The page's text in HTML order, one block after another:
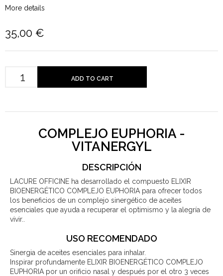
More details
35,00 €
ADD TO CART
COMPLEJO EUPHORIA -
VITANERGYL
DESCRIPCIÓN
LACURE OFFICINE ha desarrollado el compuesto ELIXIR
BIOENERGÉTICO COMPLEJO EUPHORIA para ofrecer todos
los beneficios de un complejo sinergético de aceites
esenciales que ayuda a recuperar el optimismo y la alegría de
vivir.
USO RECOMENDADO
Sinergia de aceites esenciales para inhalar.
Inspirar profundamente ELIXIR BIOENERGÉTICO COMPLEJO
EUPHORIA por un orificio nasal y después por el otro 3 veces